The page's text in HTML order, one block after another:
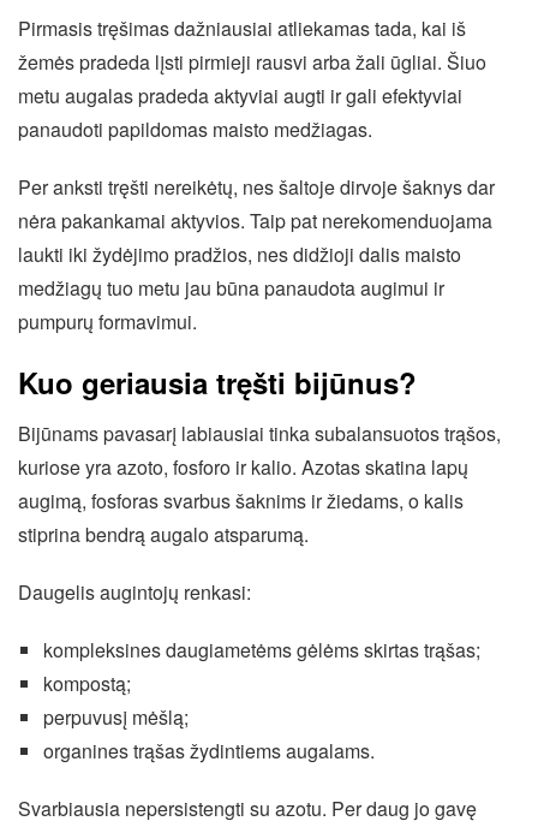
Pirmasis tręšimas dažniausiai atliekamas tada, kai iš
žemės pradeda lįsti pirmieji rausvi arba žali ūgliai. Šiuo
metu augalas pradeda aktyviai augti ir gali efektyviai
panaudoti papildomas maisto medžiagas.
Per anksti tręšti nereikėtų, nes šaltoje dirvoje šaknys dar
nėra pakankamai aktyvios. Taip pat nerekomenduojama
laukti iki žydėjimo pradžios, nes didžioji dalis maisto
medžiagų tuo metu jau būna panaudota augimui ir
pumpurų formavimui.
Kuo geriausia tręšti bijūnus?
Bijūnams pavasarį labiausiai tinka subalansuotos trąšos,
kuriose yra azoto, fosforo ir kalio. Azotas skatina lapų
augimą, fosforas svarbus šaknims ir žiedams, o kalis
stiprina bendrą augalo atsparumą.
Daugelis augintojų renkasi:
kompleksines daugiametėms gėlėms skirtas trąšas;
kompostą;
perpuvusį mėšlą;
organines trąšas žydintiems augalams.
Svarbiausia nepersistengti su azotu. Per daug jo gavę